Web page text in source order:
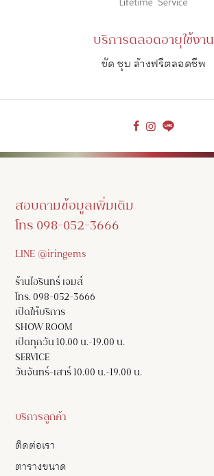
บริการตลอดอายุใช้งาน
ขัด ชุบ ล้างฟรีตลอดชีพ
สอบถามข้อมูลเพิ่มเติม
โทร 098-052-3666
LINE @iringems
ร้านไอรินทร์ เจมส์
โทร. 098-052-3666
เปิดให้บริการ
SHOW ROOM
เปิดทุกวัน 10.00 น.-19.00 น.
SERVICE
วันจันทร์-เสาร์ 10.00 น.-19.00 น.
บริการลูกค้า
ติดต่อเรา
ตารางขนาด